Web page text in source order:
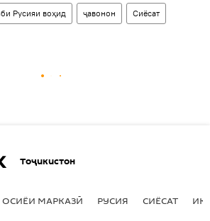
Русияи воҳид ҷавонон Сиёсат
Тоҷикистон
ОСИЁИ МАРКАЗӢ РУСИЯ СИЁСАТ